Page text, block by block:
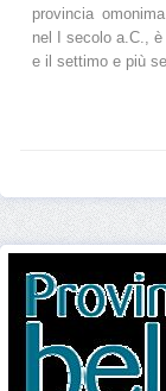
provincia
nel I secolo a.C.,
e il settimo e più